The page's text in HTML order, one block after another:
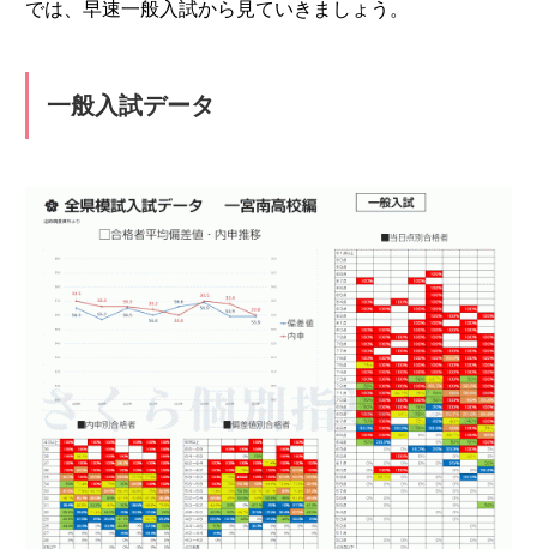
では、早速一般入試から見ていきましょう。
一般入試データ